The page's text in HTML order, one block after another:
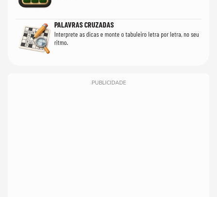
PALAVRAS CRUZADAS
Interprete as dicas e monte o tabuleiro letra por letra, no seu
ritmo.
PUBLICIDADE